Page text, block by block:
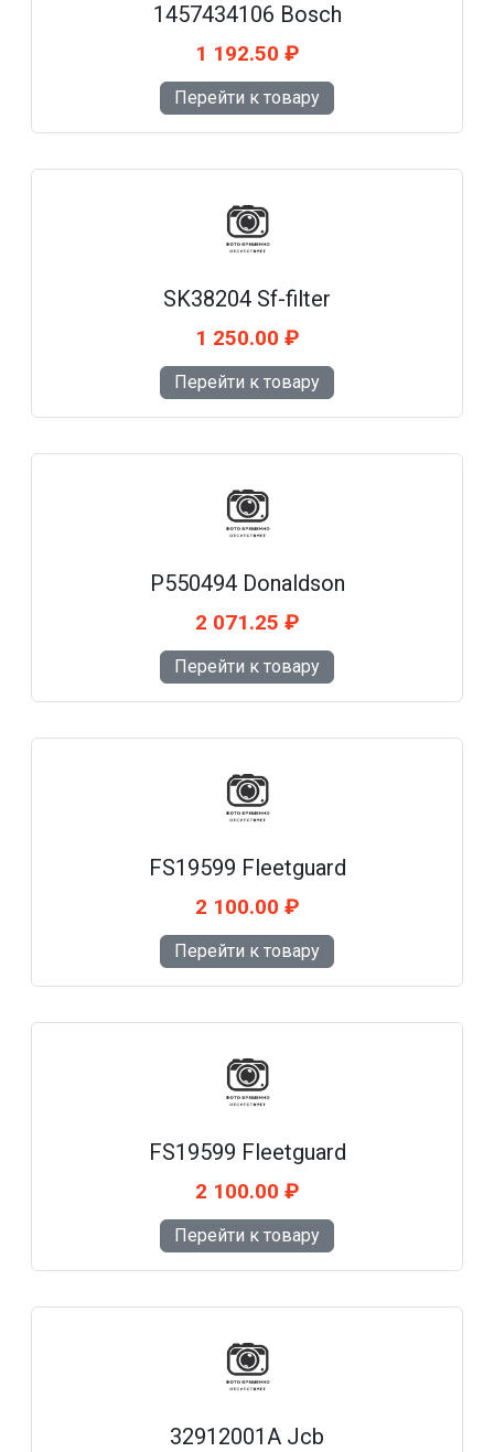
1457434106 Bosch
1 192.50 ₽
Перейти к товару
SK38204 Sf-filter
1 250.00 ₽
Перейти к товару
P550494 Donaldson
2 071.25 ₽
Перейти к товару
FS19599 Fleetguard
2 100.00 ₽
Перейти к товару
FS19599 Fleetguard
2 100.00 ₽
Перейти к товару
32912001A Jcb